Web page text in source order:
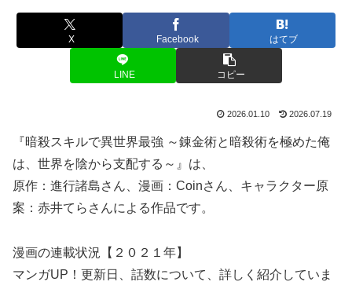
X Facebook はてブ
LINE コピー
2026.01.10 2026.07.19
『暗殺スキルで異世界最強 ～錬金術と暗殺術を極めた俺
は、世界を陰から支配する～』は、
原作：進行諸島さん、漫画：Coinさん、キャラクター原
案：赤井てらさんによる作品です。
漫画の連載状況【２０２１年】
マンガUP！更新日、話数について、詳しく紹介していま